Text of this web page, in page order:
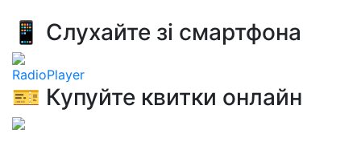
📱 Слухайте зі смартфона
RadioPlayer
🎫 Купуйте квитки онлайн